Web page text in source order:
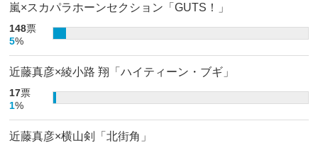
嵐×スカパラホーンセクション「GUTS！」
148票
5%
近藤真彦×綾小路 翔「ハイティーン・ブギ」
17票
1%
近藤真彦×横山剣「北街角」